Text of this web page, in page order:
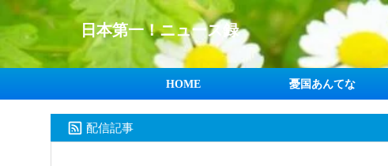
日本第一！ニュース録
HOME 憂国あんてな
配信記事